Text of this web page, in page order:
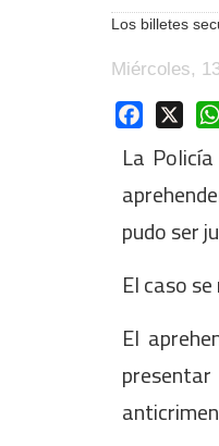
Los billetes
Miércoles,
Facebook
La
pudo ser
El caso
El